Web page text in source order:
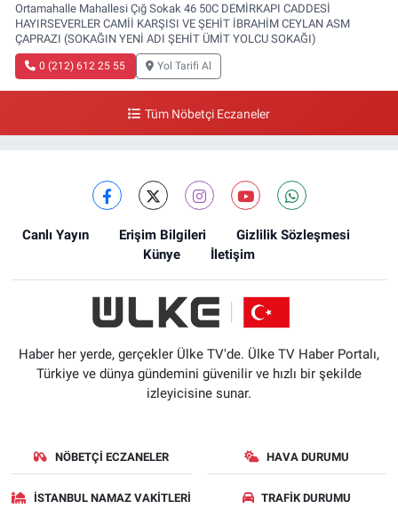
Ortamahalle Mahallesi Çığ Sokak 46 50C DEMİRKAPI CADDESİ
HAYIRSEVERLER CAMİİ KARŞISI VE ŞEHİT İBRAHİM CEYLAN ASM
ÇAPRAZI (SOKAĞIN YENİ ADI ŞEHİT ÜMİT YOLCU SOKAĞI)
0 (212) 612 25 55 Yol Tarifi Al
Tüm Nöbetçi Eczaneler
Canlı Yayın Erişim Bilgileri
Gizlilik Sözleşmesi
Künye
İletişim
Haber her yerde, gerçekler Ülke TV'de. Ülke TV Haber Portalı,
Türkiye ve dünya gündemini güvenilir ve hızlı bir şekilde
izleyicisine sunar.
NÖBETÇI ECZANELER HAVA DURUMU
İSTANBUL NAMAZ VAKITLERI TRAFIK DURUMU